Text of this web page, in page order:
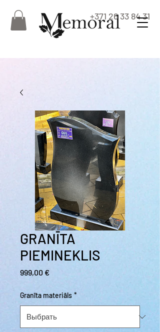
+371 26 33 84 31
GRANĪTA
PIEMINEKLIS
999,00 €Цена
Granīta materiāls *